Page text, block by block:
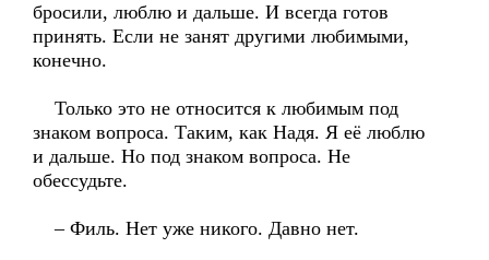
бросили, люблю и дальше. И всегда готов
принять. Если не занят другими любимыми,
конечно.
Только это не относится к любимым под
знаком вопроса. Таким, как Надя. Я её люблю
и дальше. Но под знаком вопроса. Не
обессудьте.
– Филь. Нет уже никого. Давно нет.